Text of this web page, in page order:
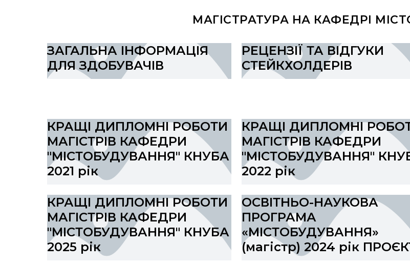
МАГІСТРАТУРА НА КАФЕДРІ
ЗАГАЛЬНА ІНФОРМАЦІЯ
ДЛЯ ЗДОБУВАЧІВ
РЕЦЕНЗІЇ ТА ВІДГУКИ
СТЕЙКХОЛДЕРІВ
КРАЩІ ДИПЛОМНІ РОБОТИ
МАГІСТРІВ КАФЕДРИ
"МІСТОБУДУВАННЯ" КНУБА
2021 рік
КРАЩІ ДИПЛОМНІ
МАГІСТРІВ КАФЕДРИ
"МІСТОБУДУВАННЯ"
2022 рік
КРАЩІ ДИПЛОМНІ РОБОТИ
МАГІСТРІВ КАФЕДРИ
"МІСТОБУДУВАННЯ" КНУБА
2025 рік
ОСВІТНЬО-НАУКОВА
ПРОГРАМА
«МІСТОБУДУВАННЯ»
(магістр) 2024 рік